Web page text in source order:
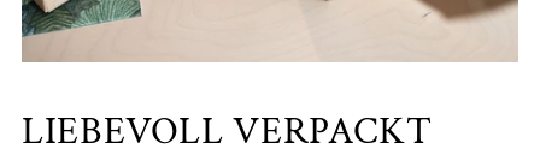
LIEBEVOLL VERPACKT